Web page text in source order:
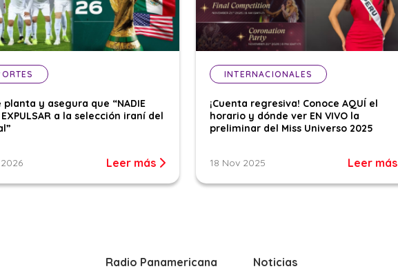
planta y asegura que “NADIE
EXPULSAR a la selección iraní del
Leer más
INTERNACIONALES
¡Cuenta regresiva! Conoce AQUÍ el
horario y dónde ver EN VIVO la
preliminar del Miss Universo 2025
18 Nov 2025 Leer más
Radio Panamericana
Noticias